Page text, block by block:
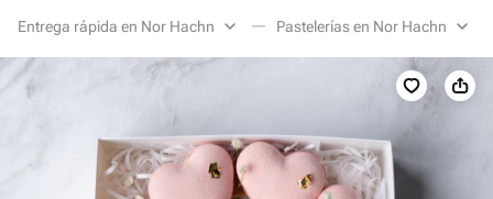
Entrega rápida en Nor Hachn Pastelerías en Nor Hachn